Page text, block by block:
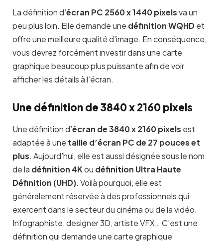
La définition d’écran PC 2560 x 1440 pixelsva un
peu plus loin. Elle demande une définition WQHDet
offre une meilleure qualité d’image. En conséquence,
vous devrez forcément investir dans une carte
graphique beaucoup plus puissante afin de voir
afficher les détails à l’écran.
Une définition de 3840 x 2160 pixels
Une définition d’écran de 3840 x 2160 pixels est
adaptée à une taille d’écran PC de 27 pouces et
plus. Aujourd’hui, elle est aussi désignée sous le nom
de la définition 4Kou définition Ultra Haute
Définition (UHD). Voilà pourquoi, elle est
généralement réservée à des professionnels qui
exercent dans le secteur du cinéma ou de la vidéo.
Infographiste, designer 3D, artiste VFX… C’est une
définition qui demande une carte graphique